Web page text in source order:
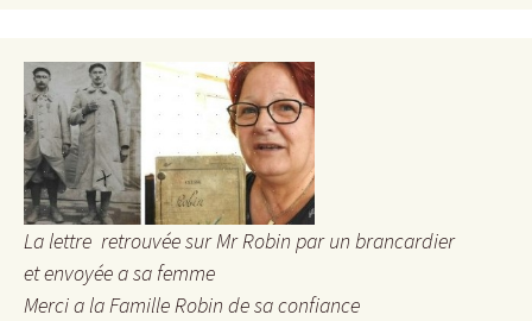
La lettre retrouvée sur Mr Robin par un brancardier
et envoyée a sa femme
Merci a la Famille Robin de sa confiance